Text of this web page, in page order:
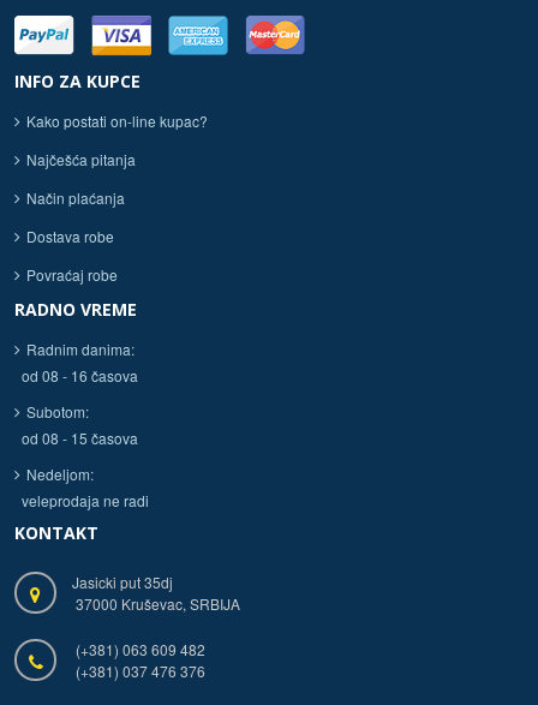
INFO ZA KUPCE
Kako postati on-line kupac?
Najčešća pitanja
Način plaćanja
Dostava robe
Povraćaj robe
RADNO VREME
Radnim danima:
od 08 - 16 časova
Subotom:
od 08 - 15 časova
Nedeljom:
veleprodaja ne radi
KONTAKT
Jasicki put 35dj
37000 Kruševac, SRBIJA
(+381) 063 609 482
(+381) 037 476 376